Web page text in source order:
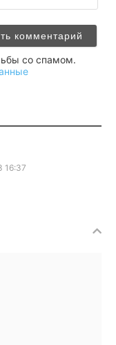
со спамом.
16:37